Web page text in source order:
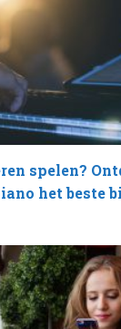
spelen?
het beste